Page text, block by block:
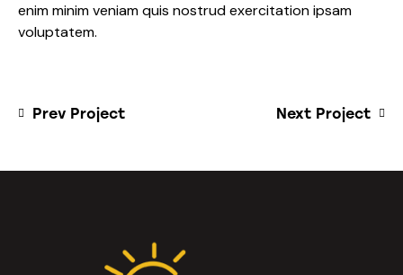
enim minim veniam quis nostrud exercitation ipsam
voluptatem.
Prev Project Next Project